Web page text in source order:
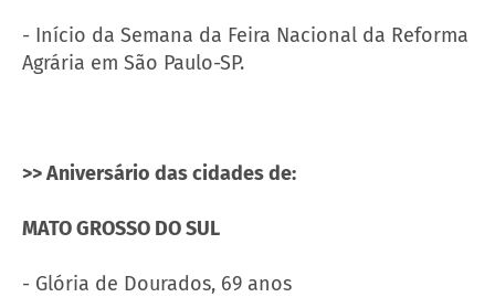
- Início da Semana da Feira Nacional da Reforma
Agrária em São Paulo-SP.
>> Aniversário das cidades de:
MATO GROSSO DO SUL
- Glória de Dourados, 69 anos